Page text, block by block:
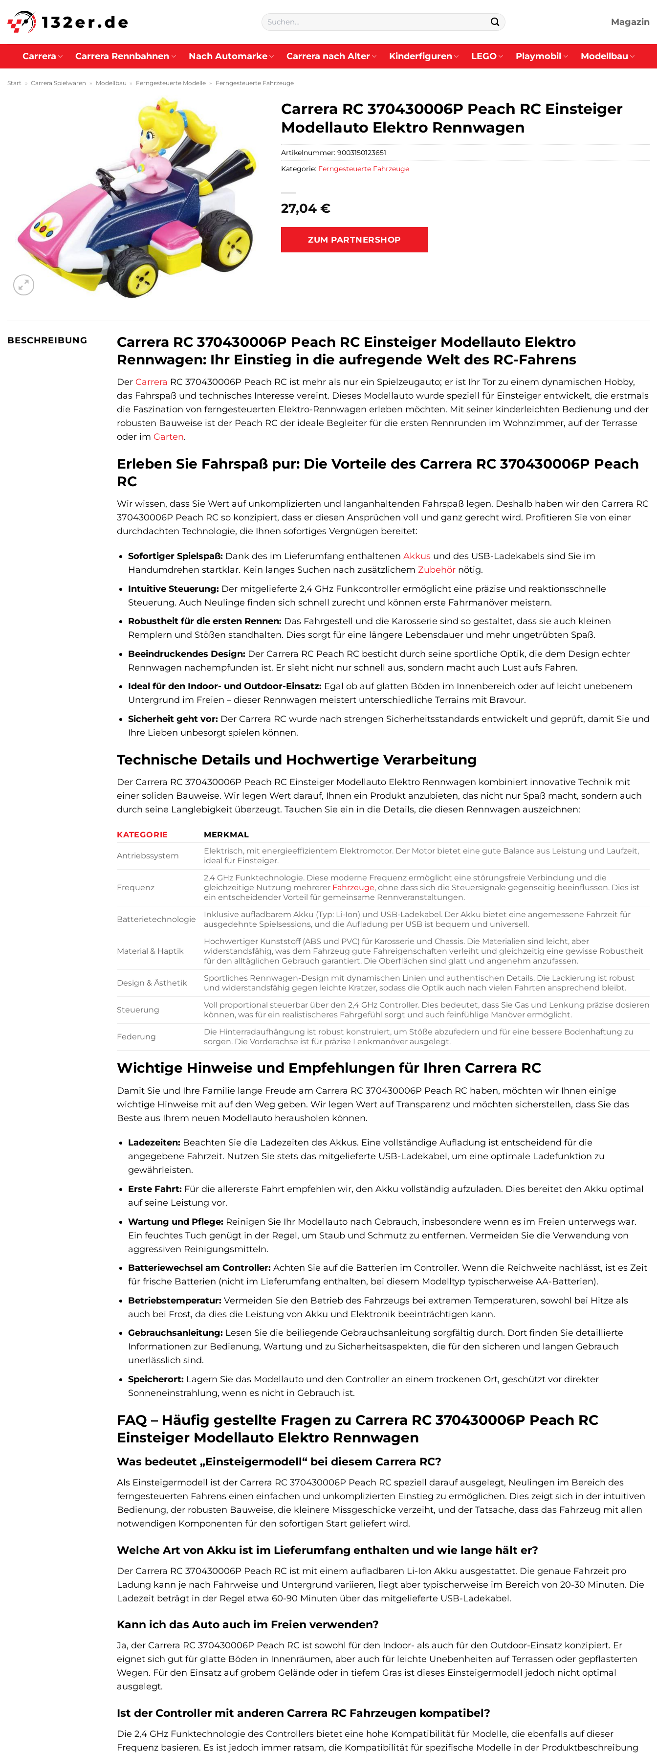
Inhalt
springen
Suchen
nach:
Magazin
Carrera Carrera Rennbahnen Nach Automarke Carrera nach Alter Kinderfiguren LEGO Playmobil Modellbau
Start » Carrera Spielwaren » Modellbau » Ferngesteuerte Modelle » Ferngesteuerte Fahrzeuge
Carrera RC 370430006P Peach RC Einsteiger
Modellauto Elektro Rennwagen
27,04 €
ZUM PARTNERSHOP
Artikelnummer: 9003150123651
Kategorie: Ferngesteuerte Fahrzeuge
BESCHREIBUNG
Carrera RC 370430006P Peach RC Einsteiger Modellauto Elektro
Rennwagen: Ihr Einstieg in die aufregende Welt des RC-Fahrens
Der Carrera RC 370430006P Peach RC ist mehr als nur ein Spielzeugauto; er ist Ihr Tor zu einem dynamischen Hobby,
das Fahrspaß und technisches Interesse vereint. Dieses Modellauto wurde speziell für Einsteiger entwickelt, die erstmals
die Faszination von ferngesteuerten Elektro-Rennwagen erleben möchten. Mit seiner kinderleichten Bedienung und der
robusten Bauweise ist der Peach RC der ideale Begleiter für die ersten Rennrunden im Wohnzimmer, auf der Terrasse
oder im Garten.
Erleben Sie Fahrspaß pur: Die Vorteile des Carrera RC 370430006P Peach
RC
Wir wissen, dass Sie Wert auf unkomplizierten und langanhaltenden Fahrspaß legen. Deshalb haben wir den Carrera RC
370430006P Peach RC so konzipiert, dass er diesen Ansprüchen voll und ganz gerecht wird. Profitieren Sie von einer
durchdachten Technologie, die Ihnen sofortiges Vergnügen bereitet:
Sofortiger Spielspaß: Dank des im Lieferumfang enthaltenen Akkusund des USB-Ladekabels sind Sie im
Handumdrehen startklar. Kein langes Suchen nach zusätzlichem Zubehörnötig.
Intuitive Steuerung: Der mitgelieferte 2,4 GHz Funkcontroller ermöglicht eine präzise und reaktionsschnelle
Steuerung. Auch Neulinge finden sich schnell zurecht und können erste Fahrmanöver meistern.
Robustheit für die ersten Rennen: Das Fahrgestell und die Karosserie sind so gestaltet, dass sie auch kleinen
Remplern und Stößen standhalten. Dies sorgt für eine längere Lebensdauer und mehr ungetrübten Spaß.
Beeindruckendes Design: Der Carrera RC Peach RC besticht durch seine sportliche Optik, die dem Design echter
Rennwagen nachempfunden ist. Er sieht nicht nur schnell aus, sondern macht auch Lust aufs Fahren.
Ideal für den Indoor- und Outdoor-Einsatz: Egal ob auf glatten Böden im Innenbereich oder auf leicht unebenem
Untergrund im Freien – dieser Rennwagen meistert unterschiedliche Terrains mit Bravour.
Sicherheit geht vor: Der Carrera RC wurde nach strengen Sicherheitsstandards entwickelt und geprüft, damit Sie und
Ihre Lieben unbesorgt spielen können.
Technische Details und Hochwertige Verarbeitung
Der Carrera RC 370430006P Peach RC Einsteiger Modellauto Elektro Rennwagen kombiniert innovative Technik mit
einer soliden Bauweise. Wir legen Wert darauf, Ihnen ein Produkt anzubieten, das nicht nur Spaß macht, sondern auch
durch seine Langlebigkeit überzeugt. Tauchen Sie ein in die Details, die diesen Rennwagen auszeichnen:
KATEGORIE MERKMAL
Antriebssystem
Elektrisch, mit energieeffizientem Elektromotor. Der Motor bietet eine gute Balance aus Leistung und Laufzeit,
ideal für Einsteiger.
Frequenz
2,4 GHz Funktechnologie. Diese moderne Frequenz ermöglicht eine störungsfreie Verbindung und die
gleichzeitige Nutzung mehrerer Fahrzeuge, ohne dass sich die Steuersignale gegenseitig beeinflussen. Dies ist
ein entscheidender Vorteil für gemeinsame Rennveranstaltungen.
Batterietechnologie
Inklusive aufladbarem Akku (Typ: Li-Ion) und USB-Ladekabel. Der Akku bietet eine angemessene Fahrzeit für
ausgedehnte Spielsessions, und die Aufladung per USB ist bequem und universell.
Material & Haptik
Hochwertiger Kunststoff (ABS und PVC) für Karosserie und Chassis. Die Materialien sind leicht, aber
widerstandsfähig, was dem Fahrzeug gute Fahreigenschaften verleiht und gleichzeitig eine gewisse Robustheit
für den alltäglichen Gebrauch garantiert. Die Oberflächen sind glatt und angenehm anzufassen.
Design & Ästhetik
Sportliches Rennwagen-Design mit dynamischen Linien und authentischen Details. Die Lackierung ist robust
und widerstandsfähig gegen leichte Kratzer, sodass die Optik auch nach vielen Fahrten ansprechend bleibt.
Steuerung
Voll proportional steuerbar über den 2,4 GHz Controller. Dies bedeutet, dass Sie Gas und Lenkung präzise dosieren
können, was für ein realistischeres Fahrgefühl sorgt und auch feinfühlige Manöver ermöglicht.
Federung
Die Hinterradaufhängung ist robust konstruiert, um Stöße abzufedern und für eine bessere Bodenhaftung zu
sorgen. Die Vorderachse ist für präzise Lenkmanöver ausgelegt.
Wichtige Hinweise und Empfehlungen für Ihren Carrera RC
Damit Sie und Ihre Familie lange Freude am Carrera RC 370430006P Peach RC haben, möchten wir Ihnen einige
wichtige Hinweise mit auf den Weg geben. Wir legen Wert auf Transparenz und möchten sicherstellen, dass Sie das
Beste aus Ihrem neuen Modellauto herausholen können.
Ladezeiten: Beachten Sie die Ladezeiten des Akkus. Eine vollständige Aufladung ist entscheidend für die
angegebene Fahrzeit. Nutzen Sie stets das mitgelieferte USB-Ladekabel, um eine optimale Ladefunktion zu
gewährleisten.
Erste Fahrt: Für die allererste Fahrt empfehlen wir, den Akku vollständig aufzuladen. Dies bereitet den Akku optimal
auf seine Leistung vor.
Wartung und Pflege: Reinigen Sie Ihr Modellauto nach Gebrauch, insbesondere wenn es im Freien unterwegs war.
Ein feuchtes Tuch genügt in der Regel, um Staub und Schmutz zu entfernen. Vermeiden Sie die Verwendung von
aggressiven Reinigungsmitteln.
Batteriewechsel am Controller: Achten Sie auf die Batterien im Controller. Wenn die Reichweite nachlässt, ist es Zeit
für frische Batterien (nicht im Lieferumfang enthalten, bei diesem Modelltyp typischerweise AA-Batterien).
Betriebstemperatur: Vermeiden Sie den Betrieb des Fahrzeugs bei extremen Temperaturen, sowohl bei Hitze als
auch bei Frost, da dies die Leistung von Akku und Elektronik beeinträchtigen kann.
Gebrauchsanleitung: Lesen Sie die beiliegende Gebrauchsanleitung sorgfältig durch. Dort finden Sie detaillierte
Informationen zur Bedienung, Wartung und zu Sicherheitsaspekten, die für den sicheren und langen Gebrauch
unerlässlich sind.
Speicherort: Lagern Sie das Modellauto und den Controller an einem trockenen Ort, geschützt vor direkter
Sonneneinstrahlung, wenn es nicht in Gebrauch ist.
FAQ – Häufig gestellte Fragen zu Carrera RC 370430006P Peach RC
Einsteiger Modellauto Elektro Rennwagen
Was bedeutet „Einsteigermodell“ bei diesem Carrera RC?
Als Einsteigermodell ist der Carrera RC 370430006P Peach RC speziell darauf ausgelegt, Neulingen im Bereich des
ferngesteuerten Fahrens einen einfachen und unkomplizierten Einstieg zu ermöglichen. Dies zeigt sich in der intuitiven
Bedienung, der robusten Bauweise, die kleinere Missgeschicke verzeiht, und der Tatsache, dass das Fahrzeug mit allen
notwendigen Komponenten für den sofortigen Start geliefert wird.
Welche Art von Akku ist im Lieferumfang enthalten und wie lange hält er?
Der Carrera RC 370430006P Peach RC ist mit einem aufladbaren Li-Ion Akku ausgestattet. Die genaue Fahrzeit pro
Ladung kann je nach Fahrweise und Untergrund variieren, liegt aber typischerweise im Bereich von 20-30 Minuten. Die
Ladezeit beträgt in der Regel etwa 60-90 Minuten über das mitgelieferte USB-Ladekabel.
Kann ich das Auto auch im Freien verwenden?
Ja, der Carrera RC 370430006P Peach RC ist sowohl für den Indoor- als auch für den Outdoor-Einsatz konzipiert. Er
eignet sich gut für glatte Böden in Innenräumen, aber auch für leichte Unebenheiten auf Terrassen oder gepflasterten
Wegen. Für den Einsatz auf grobem Gelände oder in tiefem Gras ist dieses Einsteigermodell jedoch nicht optimal
ausgelegt.
Ist der Controller mit anderen Carrera RC Fahrzeugen kompatibel?
Die 2,4 GHz Funktechnologie des Controllers bietet eine hohe Kompatibilität für Modelle, die ebenfalls auf dieser
Frequenz basieren. Es ist jedoch immer ratsam, die Kompatibilität für spezifische Modelle in der Produktbeschreibung